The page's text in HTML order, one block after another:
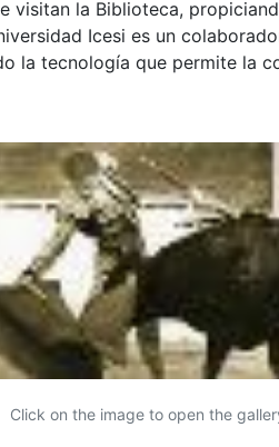
visitan la Biblioteca,
Icesi es un
la tecnología que permite la
Click on the image to open the